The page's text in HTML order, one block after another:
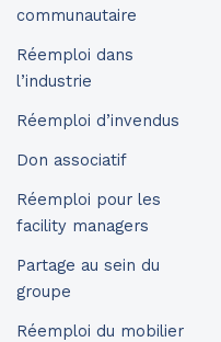
communautaire
Réemploi dans
l’industrie
Réemploi d’invendus
Don associatif
Réemploi pour les
facility managers
Partage au sein du
groupe
Réemploi du mobilier